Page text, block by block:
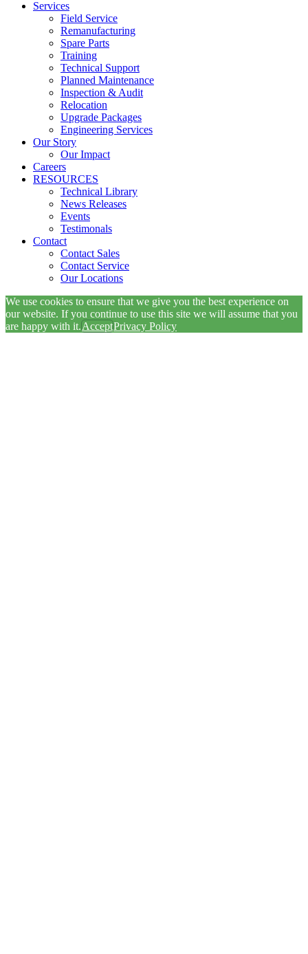
Services
Field Service
Remanufacturing
Spare Parts
Training
Technical Support
Planned Maintenance
Inspection & Audit
Relocation
Upgrade Packages
Engineering Services
Our Story
Our Impact
Careers
RESOURCES
Technical Library
News Releases
Events
Testimonals
Contact
Contact Sales
Contact Service
Our Locations
We use cookies to ensure that we give you the best experience on
our website. If you continue to use this site we will assume that you
are happy with it.AcceptPrivacy Policy